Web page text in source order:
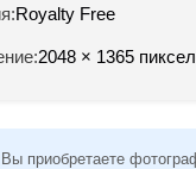
Royalty Free
2048 × 1365
приобретаете